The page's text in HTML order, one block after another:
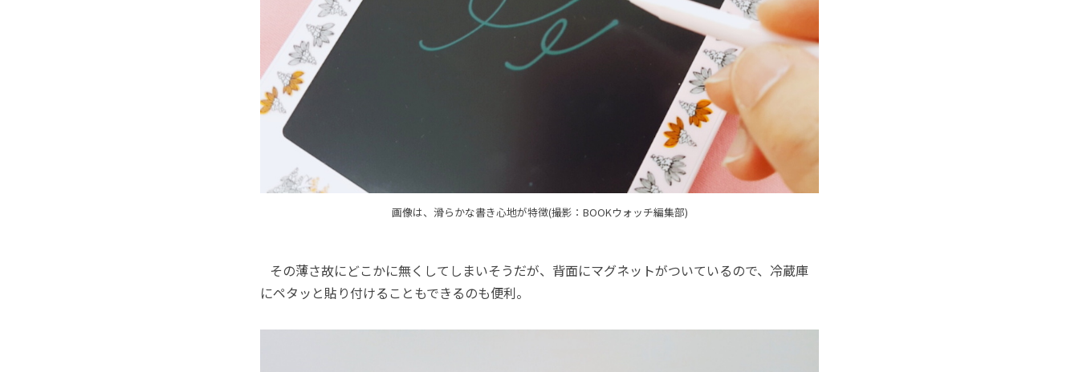
画像は、滑らかな書き心地が特徴(撮影：BOOKウォッチ編集部)
その薄さ故にどこかに無くしてしまいそうだが、背面にマグネットがついているので、冷蔵庫
にペタッと貼り付けることもできるのも便利。